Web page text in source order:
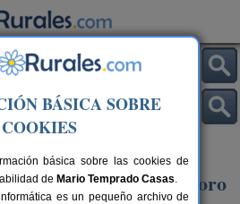
de La Boveda de Toro
BÁSICA SOBRE
COOKIES
básica sobre las cookies de
de Mario Temprado Casas.
es un pequeño archivo de